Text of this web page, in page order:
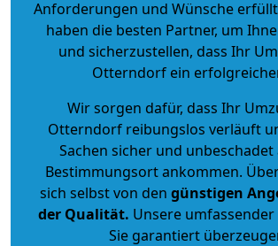
Anforderungen und Wünsche
haben die besten Partner, um
und sicherzustellen, dass Ihr
Otterndorf ein
Wir sorgen dafür, dass Ihr
Otterndorf reibungslos verläuft
Sachen sicher und
Bestimmungsort ankommen.
sich selbst von den günstigen
der Qualität. Unsere umfassender
Sie garantiert